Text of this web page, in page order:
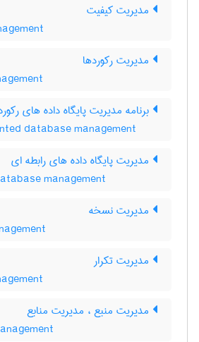
مدیریت کیفیت
مدیریت رکوردها
برنامه مدیریت پایگاه داده های
database management
مدیریت پایگاه داده های رابطه ای
management
مدیریت نسخه
مدیریت تکرار
مدیریت منبع ، مدیریت منابع